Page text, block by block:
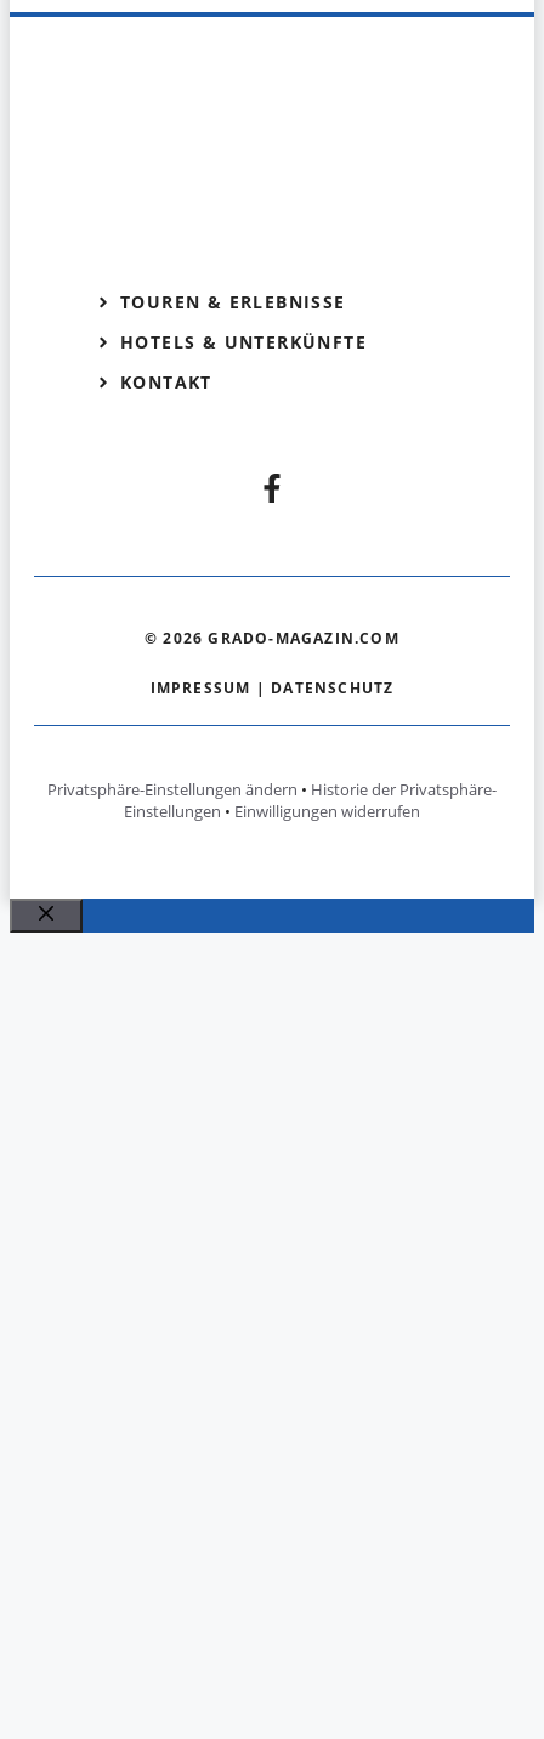
TOUREN & ERLEBNISSE
HOTELS & UNTERKÜNFTE
KONTAKT
© 2026 GRADO-MAGAZIN.COM
IMPRESSUM | DATENSCHUTZ
Privatsphäre-Einstellungen ändern • Historie der Privatsphäre-
Einstellungen • Einwilligungen widerrufen
Schließen